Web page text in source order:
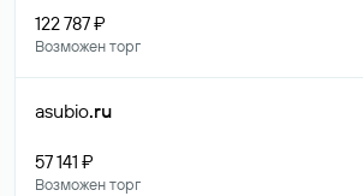
122 787 ₽
Возможен торг
asubio.ru
57 141 ₽
Возможен торг